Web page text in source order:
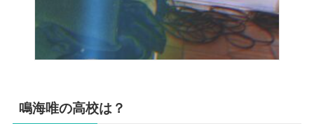
鳴海唯の高校は？